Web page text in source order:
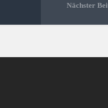
Nächster